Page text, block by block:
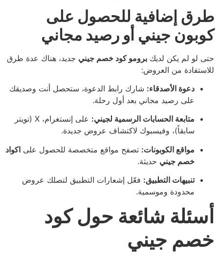
طرق إضافية للحصول على
كوبون جيني أو رصيد مجاني
حتى لو لم يكن لديك برومو كود خصم جيني جديد، هناك عدة طرق
للاستفادة من العروض:
دعوة الأصدقاء: شارك رابط الدعوة، ستحصل أنت وصديقك
على رصيد مجاني بعد أول رحلة.
متابعة الحسابات الرسمية لجيني:
على إنستغرام، X (تويتر
سابقاً)، وفيسبوك لاكتشاف عروض جديدة.
مواقع الكوبونات: تصفح مواقع متخصصة للحصول على اكواد
خصم جيني حديثة.
تنبيهات التطبيق: فعّل إشعارات التطبيق لتصلك عروض
محدودة وموسمية.
أسئلة شائعة حول كود
خصم جيني